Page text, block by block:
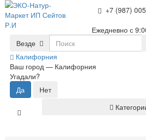
+7 (987)
Ежедневно с
Везде
Калифорния
Ваш город — Калифорния
Угадали?